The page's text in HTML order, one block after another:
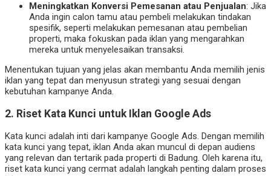
Meningkatkan Konversi Pemesanan atau Penjualan: Jika
Anda ingin calon tamu atau pembeli melakukan tindakan
spesifik, seperti melakukan pemesanan atau pembelian
properti, maka fokuskan pada iklan yang mengarahkan
mereka untuk menyelesaikan transaksi.
Menentukan tujuan yang jelas akan membantu Anda memilih jenis
iklan yang tepat dan menyusun strategi yang sesuai dengan
kebutuhan kampanye Anda.
2. Riset Kata Kunci untuk Iklan Google Ads
Kata kunci adalah inti dari kampanye Google Ads. Dengan memilih
kata kunci yang tepat, iklan Anda akan muncul di depan audiens
yang relevan dan tertarik pada properti di Badung. Oleh karena itu,
riset kata kunci yang cermat adalah langkah penting dalam proses